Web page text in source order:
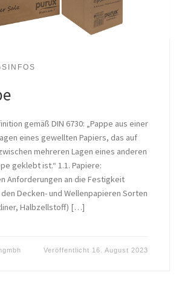
gemäß DIN 6730: „Pappe aus einer
eines gewellten Papiers, das auf
mehreren Lagen eines anderen
geklebt ist.“ 1.1. Papiere:
Anforderungen an die Festigkeit
Decken- und Wellenpapieren Sorten
Halbzellstoff) […]
Veröffentlicht 16. August 2023